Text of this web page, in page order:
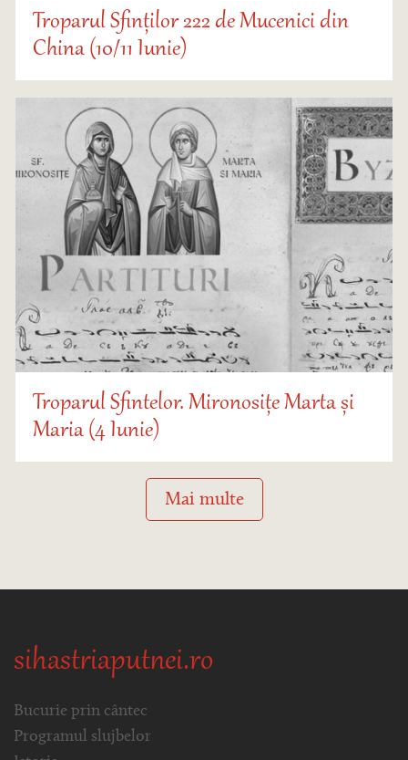
Troparul Sfinților 222 de Mucenici din
China (10/11 Iunie)
Troparul Sfintelor. Mironosițe Marta și
Maria (4 Iunie)
Mai multe
sihastriaputnei.ro
Bucurie prin cântec
Programul slujbelor